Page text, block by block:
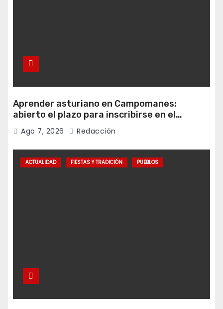
Aprender asturiano en Campomanes:
abierto el plazo para inscribirse en el
programa Falamos
Ago 7, 2026 Redacción
ACTUALIDAD FIESTAS Y TRADICIÓN PUEBLOS